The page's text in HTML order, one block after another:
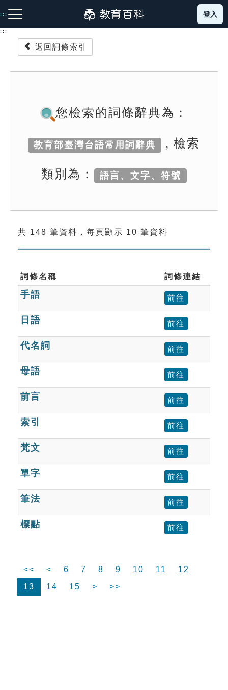
到
主
:::
生字詞彙表
成語故事
索引選單
單字索引
生命大百科索引
遊戲專區
教學應用
貓頭鷹博士
登入
:::
返回詞條索引
您檢索的詞條辭典為：
教育部臺灣台語常用詞辭典 , 檢索
類別為： 語言、文字、符號
共 148 筆資料，每頁顯示 10 筆資料
詞條名稱 詞條連結
手語 前往
日語 前往
代名詞 前往
母語 前往
前言 前往
索引 前往
梵文 前往
單字 前往
筆法 前往
標點 前往
<< < 6 7 8 9 10 11
12
13
14 15 > >>